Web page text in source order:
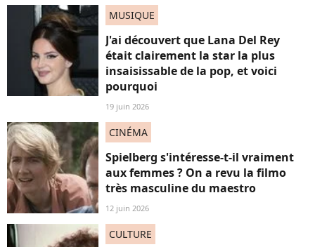
MUSIQUE
J'ai découvert que Lana Del Rey
était clairement la star la plus
insaisissable de la pop, et voici
pourquoi
19 juin 2026
CINÉMA
Spielberg s'intéresse-t-il vraiment
aux femmes ? On a revu la filmo
très masculine du maestro
12 juin 2026
CULTURE